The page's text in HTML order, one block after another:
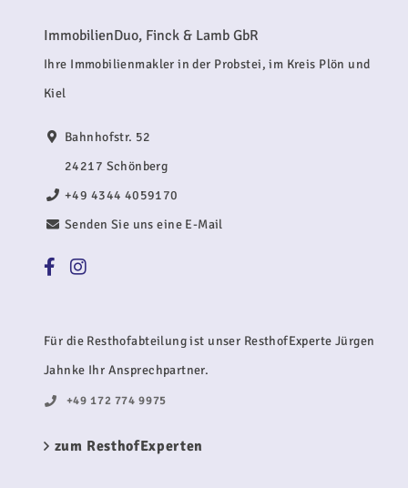
ImmobilienDuo, Finck & Lamb GbR
Ihre Immobilienmakler in der Probstei, im Kreis Plön und
Kiel
Bahnhofstr. 52
24217 Schönberg
+49 4344 4059170
Senden Sie uns eine E-Mail
Für die Resthofabteilung ist unser ResthofExperte Jürgen
Jahnke Ihr Ansprechpartner.
+49 172 774 9975
zum ResthofExperten